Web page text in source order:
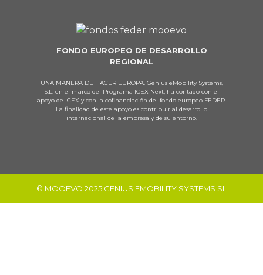
FONDO EUROPEO DE DESARROLLO
REGIONAL
UNA MANERA DE HACER EUROPA. Genius eMobility Systems,
S.L. en el marco del Programa ICEX Next, ha contado con el
apoyo de ICEX y con la cofinanciación del fondo europeo FEDER.
La finalidad de este apoyo es contribuir al desarrollo
internacional de la empresa y de su entorno.
© MOOEVO 2025 GENIUS EMOBILITY SYSTEMS SL